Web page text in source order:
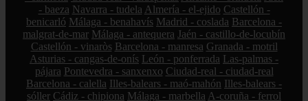
- baeza Navarra - tudela Almería - el-ejido Castellón -
benicarló Málaga - benahavís Madrid - coslada Barcelona -
malgrat-de-mar Málaga - antequera Jaén - castillo-de-locubín
Castellón - vinaròs Barcelona - manresa Granada - motril
Asturias - cangas-de-onís León - ponferrada Las-palmas -
pájara Pontevedra - sanxenxo Ciudad-real - ciudad-real
Barcelona - calella Illes-balears - maó-mahón Illes-balears -
sóller Cádiz - chipiona Málaga - marbella A-coruña - ferrol